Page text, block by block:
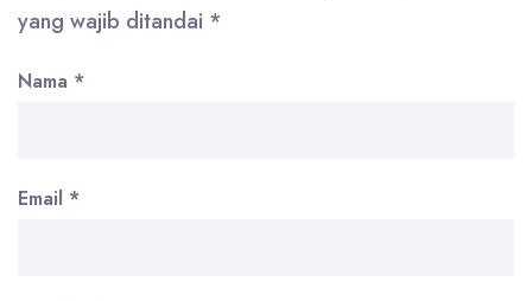
yang wajib ditandai *
Nama *
Email *